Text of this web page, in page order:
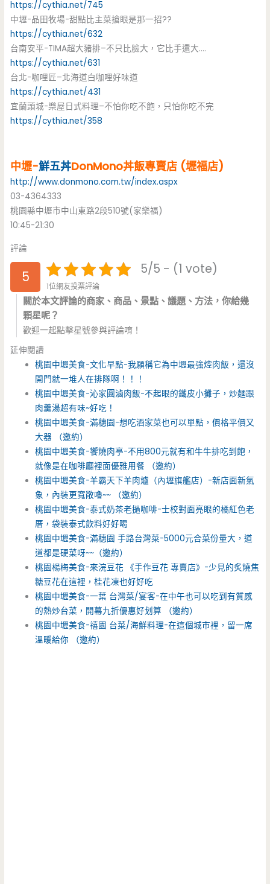
https://cythia.net/745
中壢-品田牧場-甜點比主菜搶眼是那一招??
https://cythia.net/632
台南安平-TIMA超大豬排–不只比臉大，它比手還大….
https://cythia.net/631
台北-咖哩匠–北海道白咖哩好味道
https://cythia.net/431
宜蘭頭城-樂屋日式料理–不怕你吃不飽，只怕你吃不完
https://cythia.net/358
中壢-鮮五丼DonMono丼飯專賣店 (壢福店)
http://www.donmono.com.tw/index.aspx
03-4364333
桃園縣中壢市中山東路2段510號(家樂福)
10:45-21:30
評論
5 5/5 - (1 vote)
1位網友投票評論
關於本文評論的商家、商品、景點、議題、方法，你給幾
顆星呢？
歡迎一起點擊星號參與評論唷！
延伸閱讀
桃園中壢美食-文化早點-我願稱它為中壢最強焢肉飯，還沒
開門就一堆人在排隊啊！！！
桃園中壢美食-沁家圓滷肉飯-不起眼的鐵皮小攤子，炒麵跟
肉羹湯超有味~好吃！
桃園中壢美食-滿穗園-想吃酒家菜也可以單點，價格平價又
大器 （邀約）
桃園中壢美食-饗燒肉亭-不用800元就有和牛牛排吃到飽，
就像是在咖啡廳裡面優雅用餐 （邀約）
桃園中壢美食-羊霸天下羊肉爐（內壢旗艦店）-新店面新氣
象，內裝更寬敞嚕~~ （邀約）
桃園中壢美食-泰式奶茶老撾咖啡-士校對面亮眼的橘紅色老
厝，袋裝泰式飲料好好喝
桃園中壢美食-滿穗園 手路台灣菜-5000元合菜份量大，道
道都是硬菜呀~~（邀約）
桃園楊梅美食-來浣豆花 《手作豆花 專賣店》-少見的炙燒焦
糖豆花在這裡，桂花凍也好好吃
桃園中壢美食-一葉 台灣菜/宴客-在中午也可以吃到有質感
的熱炒台菜，開幕九折優惠好划算 （邀約）
桃園中壢美食-禧園 台菜/海鮮料理-在這個城市裡，留一席
溫暖給你 （邀約）